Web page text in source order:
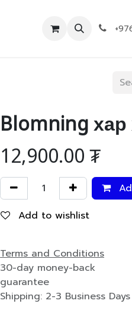
Blomning хар
12,900.00₮
Add to wishlist
Terms and Conditions
30-day money-back
guarantee
Shipping: 2-3 Business Days